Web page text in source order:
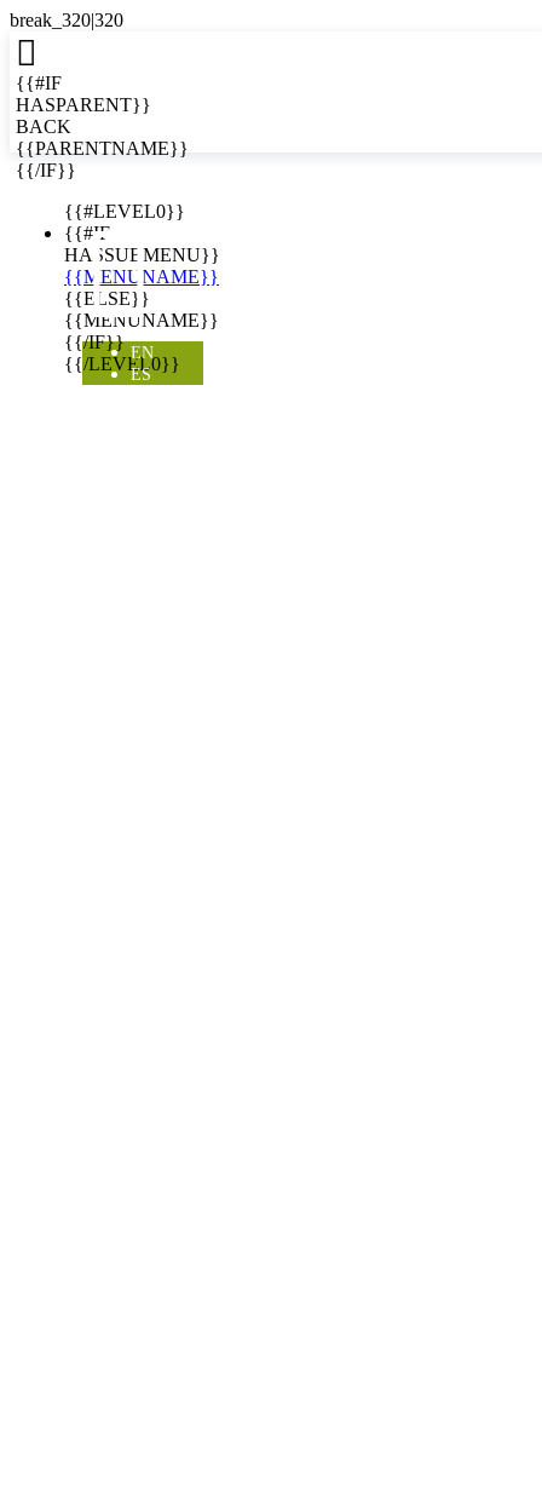

{{#IF
HASPARENT}}
BACK
{{PARENTNAME}}
{{/IF}}
{{#LEVEL0}}
{{#IF
HASSUBMENU}}
{{MENUNAME}}
{{ELSE}}
{{MENUNAME}}
{{/IF}}
{{/LEVEL0}}

EN
ES